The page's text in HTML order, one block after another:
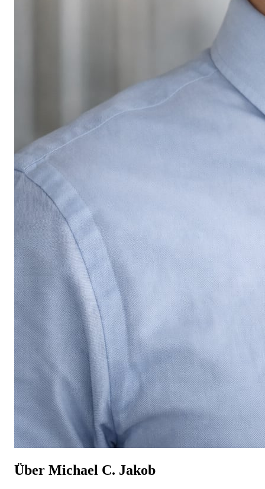
Über Michael C. Jakob